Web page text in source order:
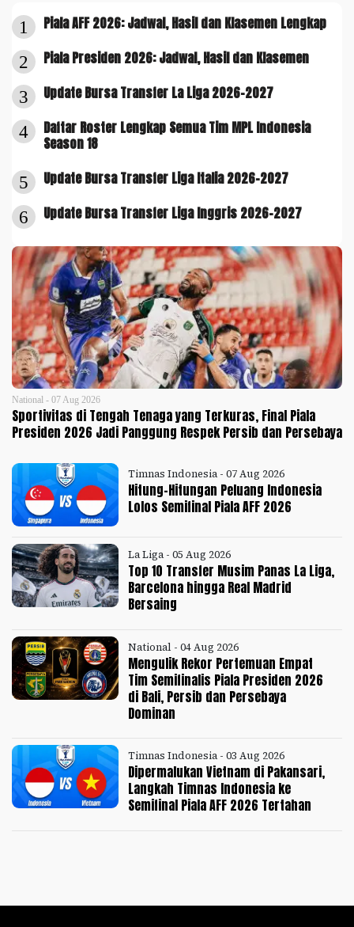
1 Piala AFF 2026: Jadwal, Hasil dan Klasemen Lengkap
2 Piala Presiden 2026: Jadwal, Hasil dan Klasemen
3 Update Bursa Transfer La Liga 2026-2027
4
Daftar Roster Lengkap Semua Tim MPL Indonesia
Season 18
5 Update Bursa Transfer Liga Italia 2026-2027
6 Update Bursa Transfer Liga Inggris 2026-2027
National - 07 Aug 2026
Sportivitas di Tengah Tenaga yang Terkuras, Final Piala
Presiden 2026 Jadi Panggung Respek Persib dan Persebaya
Timnas Indonesia - 07 Aug 2026
Hitung-Hitungan Peluang Indonesia
Lolos Semifinal Piala AFF 2026
La Liga - 05 Aug 2026
Top 10 Transfer Musim Panas La Liga,
Barcelona hingga Real Madrid
Bersaing
National - 04 Aug 2026
Mengulik Rekor Pertemuan Empat
Tim Semifinalis Piala Presiden 2026
di Bali, Persib dan Persebaya
Dominan
Timnas Indonesia - 03 Aug 2026
Dipermalukan Vietnam di Pakansari,
Langkah Timnas Indonesia ke
Semifinal Piala AFF 2026 Tertahan